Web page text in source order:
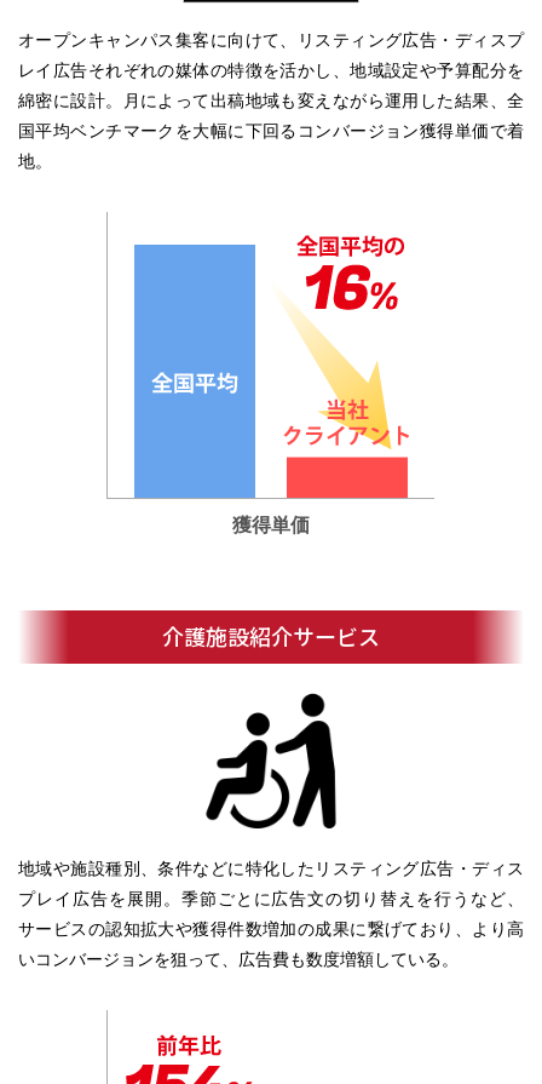
オープンキャンパス集客に向けて、リスティング広告・ディスプ
レイ広告それぞれの媒体の特徴を活かし、地域設定や予算配分を
綿密に設計。月によって出稿地域も変えながら運用した結果、全
国平均ベンチマークを大幅に下回るコンバージョン獲得単価で着
地。
獲得単価
介護施設紹介サービス
地域や施設種別、条件などに特化したリスティング広告・ディス
プレイ広告を展開。季節ごとに広告文の切り替えを行うなど、
サービスの認知拡大や獲得件数増加の成果に繋げており、より高
いコンバージョンを狙って、広告費も数度増額している。